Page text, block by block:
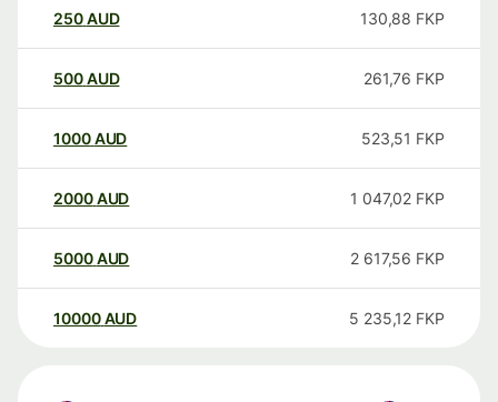
250AUD 130,88 FKP
500AUD 261,76 FKP
1000AUD 523,51 FKP
2000AUD 1 047,02 FKP
5000AUD 2 617,56 FKP
10000 AUD 5 235,12 FKP